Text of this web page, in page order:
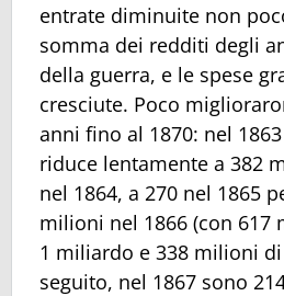
entrate diminuite non
somma dei redditi degli
della guerra, e le spese
cresciute. Poco
anni fino al 1870: nel
riduce lentamente a 382
nel 1864, a 270 nel 1865
milioni nel 1866 (con 617
1 miliardo e 338 milioni di
seguito, nel 1867 sono